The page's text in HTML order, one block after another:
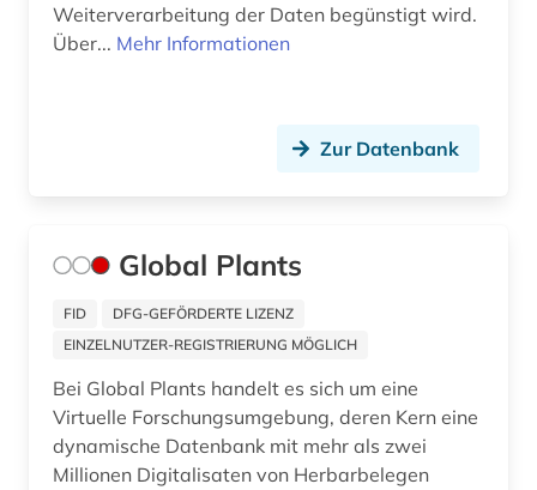
balkanromanistik (1)
bankgeheimnis (1)
bankwesen (2)
bargheer (1)
bat-wert (1)
Weiterverarbeitung der Daten begünstigt wird.
Über... Mehr Informationen
Zur Datenbank
Global Plants
FID
DFG-GEFÖRDERTE LIZENZ
EINZELNUTZER-REGISTRIERUNG MÖGLICH
Bei Global Plants handelt es sich um eine
Virtuelle Forschungsumgebung, deren Kern eine
dynamische Datenbank mit mehr als zwei
Millionen Digitalisaten von Herbarbelegen